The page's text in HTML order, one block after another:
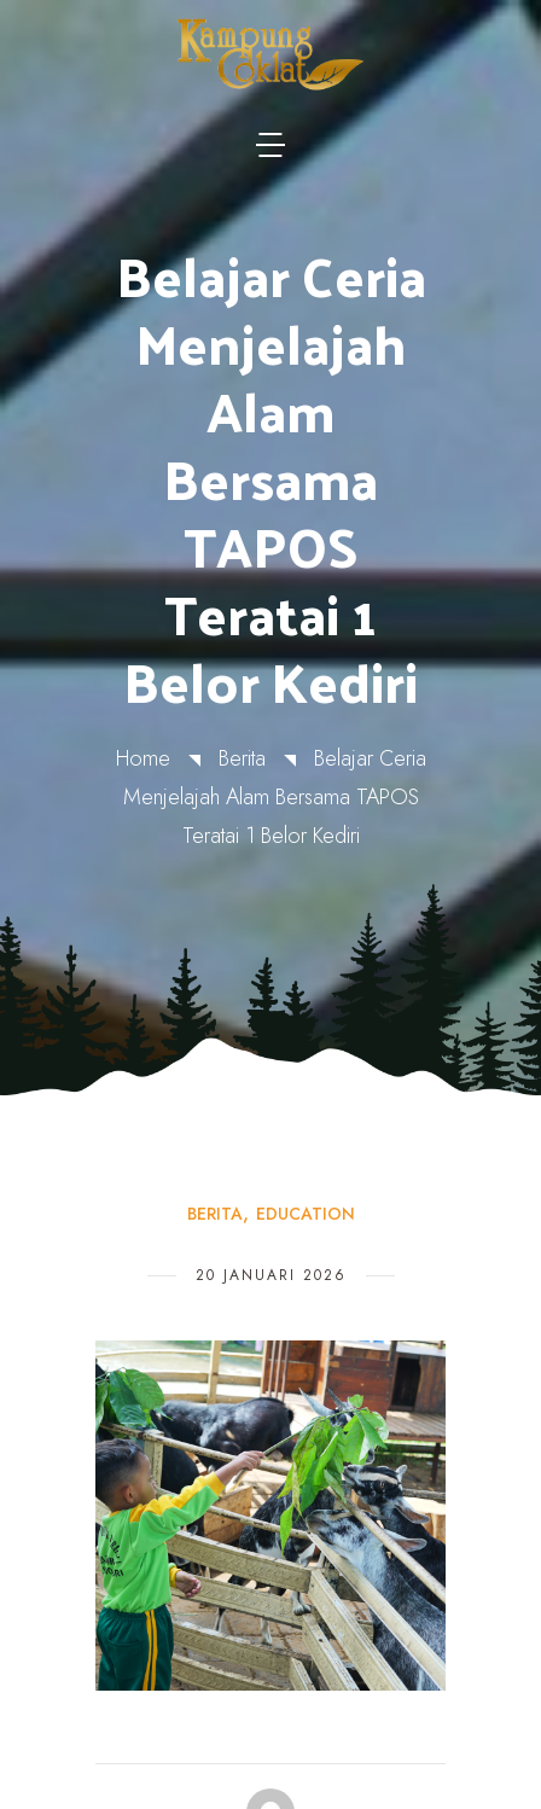
Belajar Ceria
Menjelajah
Alam
Bersama
TAPOS
Teratai 1
Belor Kediri
Home Berita
Belajar Ceria
Menjelajah Alam Bersama TAPOS
Teratai 1 Belor Kediri
BERITA EDUCATION
20 JANUARI 2026